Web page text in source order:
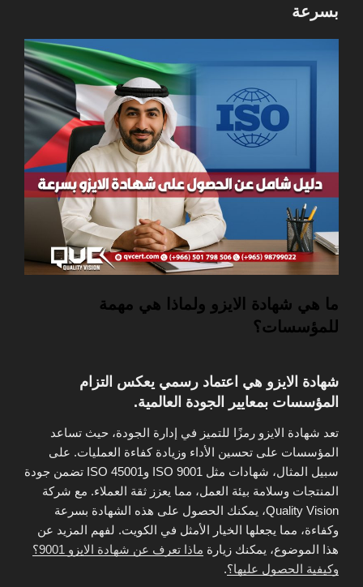
بسرعة
ما هي شهادة الايزو ولماذا هي مهمة
للمؤسسات؟
شهادة الايزو هي اعتماد رسمي يعكس التزام
المؤسسات بمعايير الجودة العالمية.
تعد شهادة الايزو رمزًا للتميز في إدارة الجودة، حيث تساعد
المؤسسات على تحسين الأداء وزيادة كفاءة العمليات. على
سبيل المثال، شهادات مثل ISO 9001 وISO 45001 تضمن جودة
المنتجات وسلامة بيئة العمل، مما يعزز ثقة العملاء. مع شركة
Quality Vision، يمكنك الحصول على هذه الشهادة بسرعة
وكفاءة، مما يجعلها الخيار الأمثل في الكويت. لفهم المزيد عن
هذا الموضوع، يمكنك زيارة
ماذا تعرف عن شهادة الايزو 9001؟
وكيفية الحصول عليها؟.